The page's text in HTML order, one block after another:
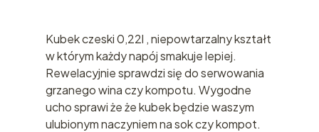
Kubek czeski 0,22l , niepowtarzalny kształt
w którym każdy napój smakuje lepiej.
Rewelacyjnie sprawdzi się do serwowania
grzanego wina czy kompotu. Wygodne
ucho sprawi że że kubek będzie waszym
ulubionym naczyniem na sok czy kompot.